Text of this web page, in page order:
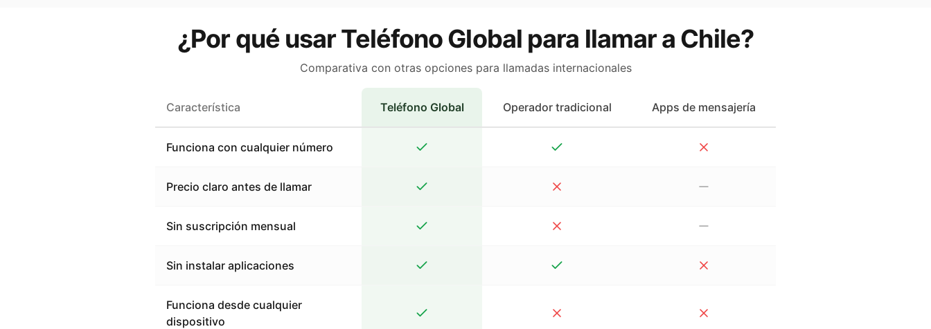
¿Por qué usar Teléfono Global para llamar a Chile?
Comparativa con otras opciones para llamadas internacionales
Característica Teléfono Global Operador tradicional Apps de mensajería
Funciona con cualquier número
Precio claro antes de llamar
Sin suscripción mensual
Sin instalar aplicaciones
Funciona desde cualquier
dispositivo